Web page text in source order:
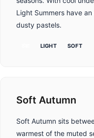
Light Summers have
dusty pastels.
LIGHT SOFT
Soft Autumn
Soft Autumn sits
warmest of the muted